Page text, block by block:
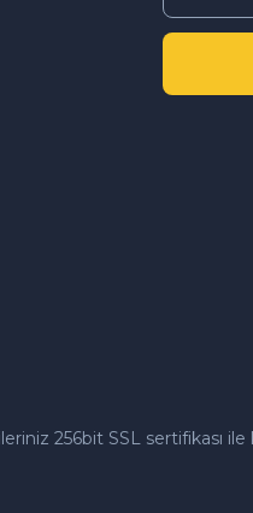
256bit SSL sertifikası ile